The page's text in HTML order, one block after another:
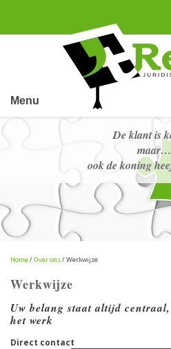
Menu
De klant is
maar…
ook de koning
Home/Over ons/ Werkwijze
Werkwijze
Uw belang staat altijd centraal,
het werk
Direct contact